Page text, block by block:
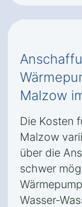
Malzow
Die Kosten
Malzow
über die
schwer
Wasser-